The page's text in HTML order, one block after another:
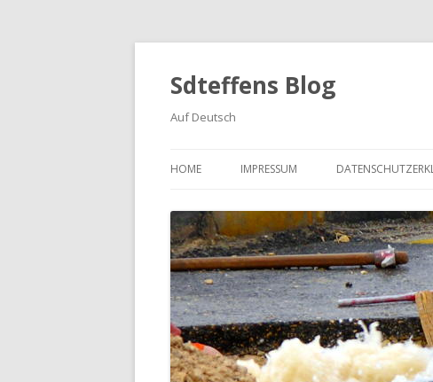
Sdteffens Blog
Auf Deutsch
HOME IMPRESSUM